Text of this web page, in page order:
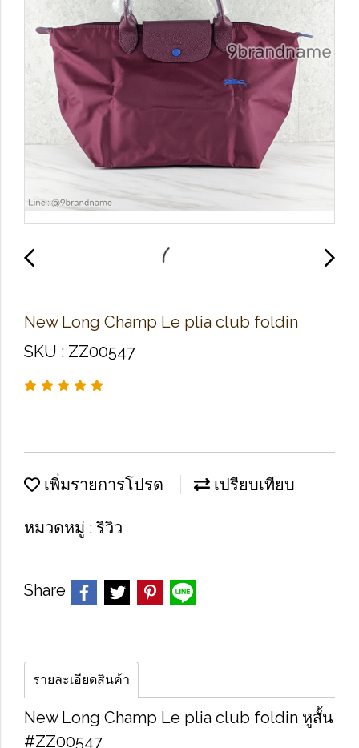
New Long Champ Le plia club foldin
SKU : ZZ00547
เพิ่มรายการโปรด เปรียบเทียบ
หมวดหมู่ : ริวิว
Share
รายละเอียดสินค้า
New Long Champ Le plia club foldin หูสั้น
#ZZ00547